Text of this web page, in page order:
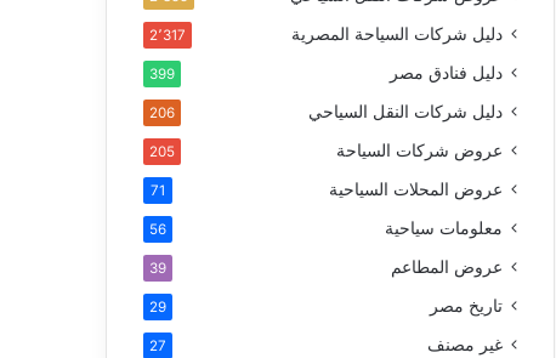
دليل شركات السياحة المصرية 2٬317
دليل فنادق مصر 399
دليل شركات النقل السياحي 206
عروض شركات السياحة 205
عروض المحلات السياحية 71
معلومات سياحية 56
عروض المطاعم 39
تاريخ مصر 29
غير مصنف 27